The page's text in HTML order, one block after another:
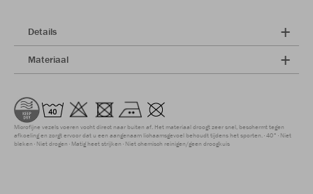
Details
Materiaal
Microfijne vezels voeren vocht direct naar buiten af. Het materiaal droogt zeer snel, beschermt tegen
afkoeling en zorgt ervoor dat u een aangenaam lichaamsgevoel behoudt tijdens het sporten. 40° Niet
bleken Niet drogen Matig heet strijken Niet chemisch reinigen/geen droogkuis